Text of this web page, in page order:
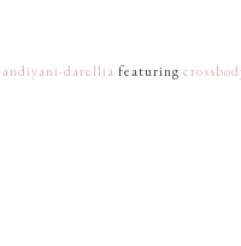
andiyani-darellia featuring